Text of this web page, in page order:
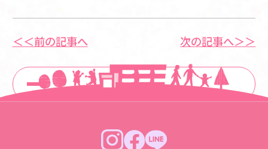
＜＜前の記事へ
一覧に戻る
次の記事へ＞＞